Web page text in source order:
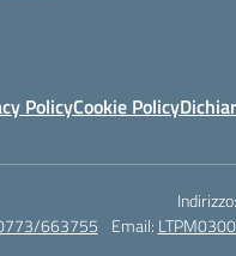
PolicyCookie Policy
Indirizzo:
663755 Email: